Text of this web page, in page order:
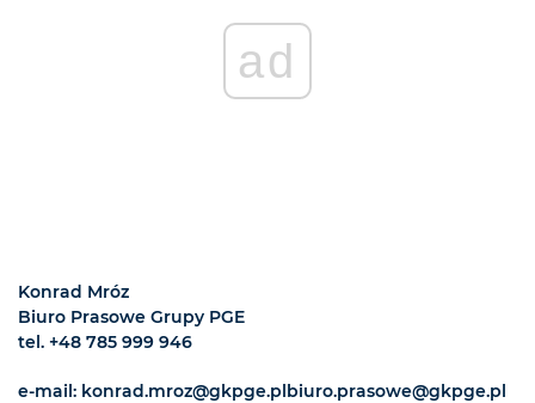
ad
Konrad Mróz
Biuro Prasowe Grupy PGE
tel. +48 785 999 946
e-mail: konrad.mroz@gkpge.plbiuro.prasowe@gkpge.pl